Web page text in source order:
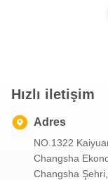
Hızlı iletişim
Adres
NO.1322
Changsha
Changsha